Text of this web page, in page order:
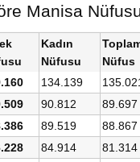
Manisa
Kadın
Nüfusu
Nüfus
134.139
90.812 89.697
89.519 88.867
84.914 81.314